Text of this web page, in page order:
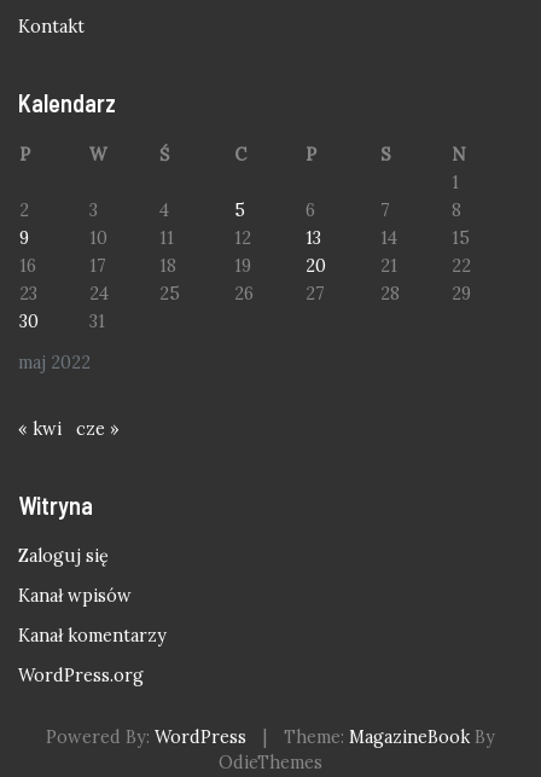
Kontakt
Kalendarz
maj 2022
P W Ś C P S
N
1
2
3 4 5 6 7
8
9
10 11 12 13 14
15
16
17 18 19 20 21
22
23
24 25 26 27 28
29
30
31
« kwi cze »
Witryna
Zaloguj się
Kanał wpisów
Kanał komentarzy
WordPress.org
Powered By: WordPress Theme: MagazineBook By
OdieThemes